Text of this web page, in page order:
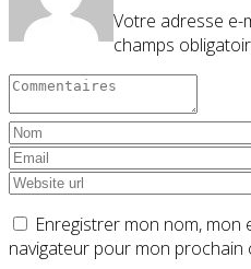
Votre adresse e-
champs
Enregistrer mon nom, mon
navigateur pour mon prochain